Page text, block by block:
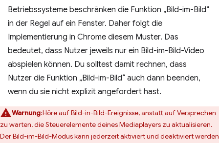
Betriebssysteme beschränken die Funktion „Bild-im-Bild“
in der Regel auf ein Fenster. Daher folgt die
Implementierung in Chrome diesem Muster. Das
bedeutet, dass Nutzer jeweils nur ein Bild-im-Bild-Video
abspielen können. Du solltest damit rechnen, dass
Nutzer die Funktion „Bild-im-Bild“ auch dann beenden,
wenn du sie nicht explizit angefordert hast.
Warnung:Höre auf Bild-in-Bild-Ereignisse, anstatt auf Versprechen
zu warten, die Steuerelemente deines Mediaplayers zu aktualisieren.
Der Bild-im-Bild-Modus kann jederzeit aktiviert und deaktiviert werden